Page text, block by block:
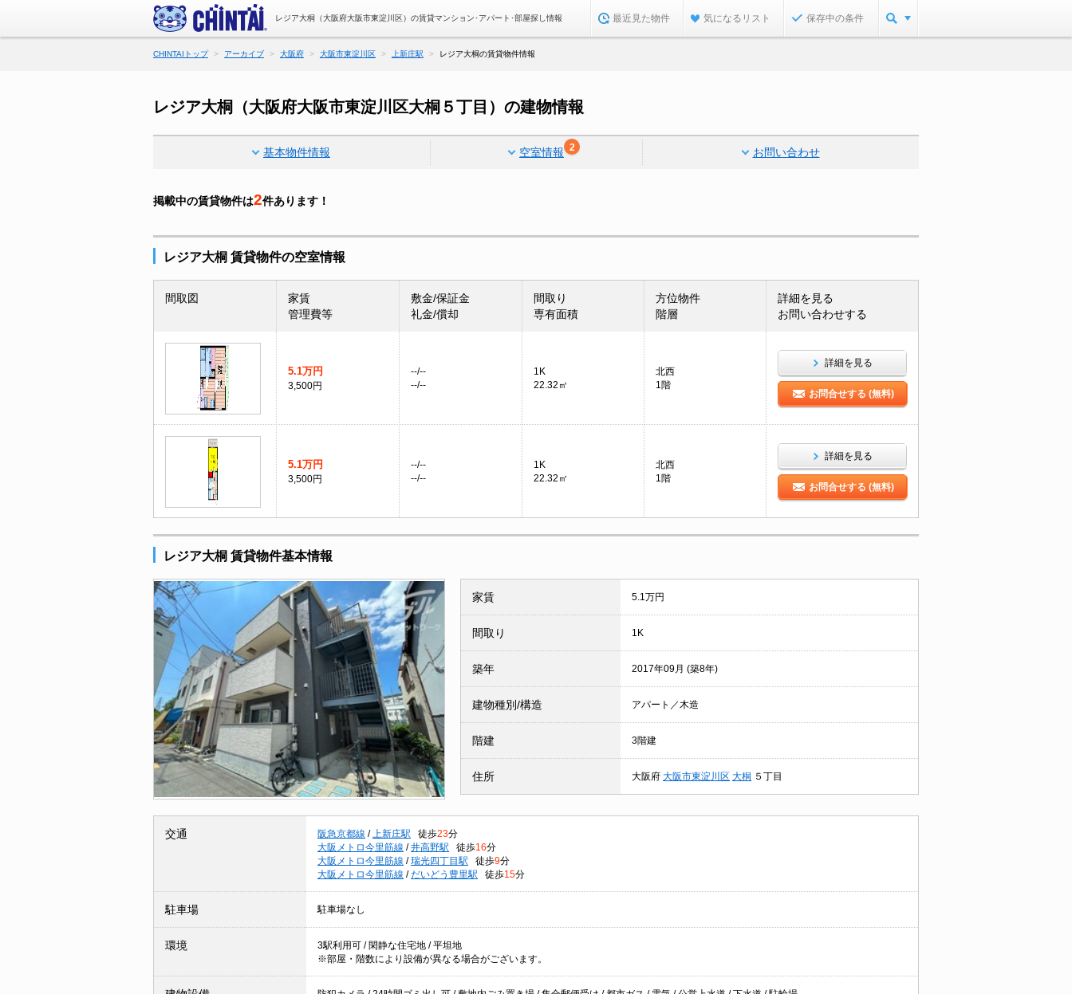
レジア大桐（大阪府大阪市東淀川区）の賃貸マンション･アパート･部屋探し情報 最近見た物件 気になるリスト 保存中の条件
CHINTAIトップ アーカイブ 大阪府 大阪市東淀川区 上新庄駅 レジア大桐の賃貸物件情報
レジア大桐（大阪府大阪市東淀川区大桐５丁目）の建物情報
基本物件情報 空室情報 2 お問い合わせ
掲載中の賃貸物件は2件あります！
レジア大桐 賃貸物件の空室情報
間取図
家賃
管理費等
敷金/保証金
礼金/償却
間取り
専有面積
方位物件
階層
詳細を見る
お問い合わせする
5.1万円
3,500円
--/--
--/--
1K
22.32㎡
北西
1階
詳細を見る
お問合せする (無料)
5.1万円
3,500円
--/--
--/--
1K
22.32㎡
北西
1階
詳細を見る
お問合せする (無料)
レジア大桐 賃貸物件基本情報
家賃 5.1万円
間取り 1K
築年 2017年09月 (築8年)
建物種別/構造 アパート／木造
階建 3階建
住所 大阪府 大阪市東淀川区 大桐 ５丁目
交通 阪急京都線 / 上新庄駅 徒歩23分
大阪メトロ今里筋線 / 井高野駅 徒歩16分
大阪メトロ今里筋線 / 瑞光四丁目駅 徒歩9分
大阪メトロ今里筋線 / だいどう豊里駅 徒歩15分
駐車場 駐車場なし
環境
3駅利用可 / 閑静な住宅地 / 平坦地
※部屋・階数により設備が異なる場合がございます。